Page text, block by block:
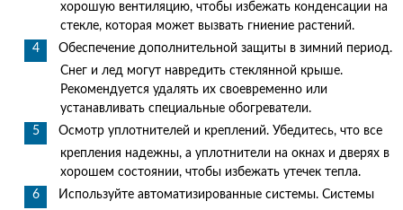
хорошую вентиляцию, чтобы избежать конденсации на
стекле, которая может вызвать гниение растений.
Обеспечение дополнительной защиты в зимний период.
Снег и лед могут навредить стеклянной крыше.
Рекомендуется удалять их своевременно или
устанавливать специальные обогреватели.
Осмотр уплотнителей и креплений. Убедитесь, что все
крепления надежны, а уплотнители на окнах и дверях в
хорошем состоянии, чтобы избежать утечек тепла.
Используйте автоматизированные системы. Системы